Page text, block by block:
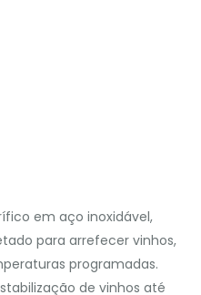
em aço inoxidável,
para arrefecer vinhos,
programadas.
de vinhos até